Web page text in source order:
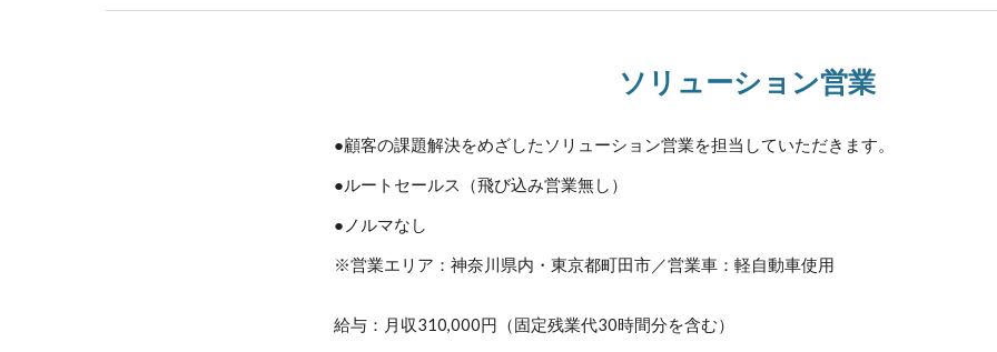
ソリューション営業
●顧客の課題解決をめざしたソリューション営業を担当していただきます。
●ルートセールス（飛び込み営業無し）
●ノルマなし
※営業エリア：神奈川県内・東京都町田市／営業車：軽自動車使用
給与：月収310,000円（固定残業代30時間分を含む）